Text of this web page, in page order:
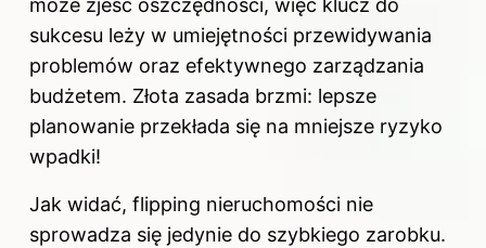
może zjeść oszczędności, więc klucz do
sukcesu leży w umiejętności przewidywania
problemów oraz efektywnego zarządzania
budżetem. Złota zasada brzmi: lepsze
planowanie przekłada się na mniejsze ryzyko
wpadki!
Jak widać, flipping nieruchomości nie
sprowadza się jedynie do szybkiego zarobku.